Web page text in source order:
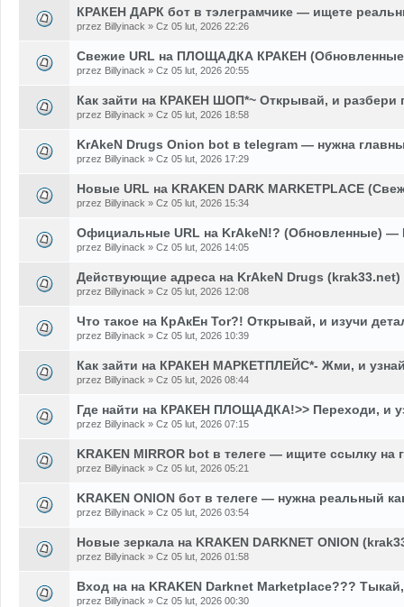
КРАКЕН ДАРК бот в тэлеграмчике — ищете
przez Billyinack » Cz 05 lut, 2026 22:26
Свежие URL на ПЛОЩАДКА КРАКЕН
przez Billyinack » Cz 05 lut, 2026 20:55
Как зайти на КРАКЕН ШОП*~ Открывай, и разбери
przez Billyinack » Cz 05 lut, 2026 18:58
KrAkeN Drugs Onion bot в telegram — нужна
przez Billyinack » Cz 05 lut, 2026 17:29
Новые URL на KRAKEN DARK MARKETPLACE
przez Billyinack » Cz 05 lut, 2026 15:34
Официальные URL на KrAkeN!? (Обновленные) —
przez Billyinack » Cz 05 lut, 2026 14:05
Действующие адреса на KrAkeN Drugs
przez Billyinack » Cz 05 lut, 2026 12:08
Что такое на КрАкЕн Tor?! Открывай, и изучи
przez Billyinack » Cz 05 lut, 2026 10:39
Как зайти на КРАКЕН МАРКЕТПЛЕЙС*- Жми, и
przez Billyinack » Cz 05 lut, 2026 08:44
Где найти на КРАКЕН ПЛОЩАДКА!>> Переходи, и
przez Billyinack » Cz 05 lut, 2026 07:15
KRAKEN MIRROR bot в телеге — ищите ссылку на
przez Billyinack » Cz 05 lut, 2026 05:21
KRAKEN ONION бот в телеге — нужна реальный
przez Billyinack » Cz 05 lut, 2026 03:54
Новые зеркала на KRAKEN DARKNET ONION
przez Billyinack » Cz 05 lut, 2026 01:58
Вход на на KRAKEN Darknet Marketplace???
przez Billyinack » Cz 05 lut, 2026 00:30